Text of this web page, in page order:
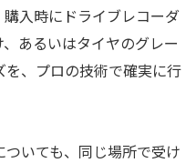
入時にドライブレコーダ
あるいはタイヤのグレー
を、プロの技術で確実に行
いても、同じ場所で受け